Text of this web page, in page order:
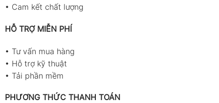
• Cam kết chất lượng
HỖ TRỢ MIỄN PHÍ
• Tư vấn mua hàng
• Hỗ trợ kỹ thuật
• Tải phần mềm
PHƯƠNG THỨC THANH TOÁN